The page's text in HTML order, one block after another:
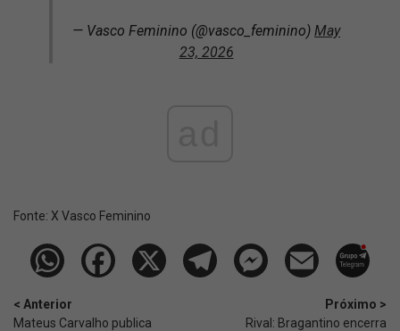
— Vasco Feminino (@vasco_feminino) May
23, 2026
Fonte: X Vasco Feminino
< Anterior
Mateus Carvalho publica
Próximo >
Rival: Bragantino encerra